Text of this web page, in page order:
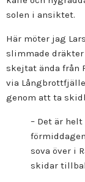
solen i ansiktet.
Här möter jag
slimmade
skejtat ända från
via
genom att ta
– Det är
sova över i
skidar